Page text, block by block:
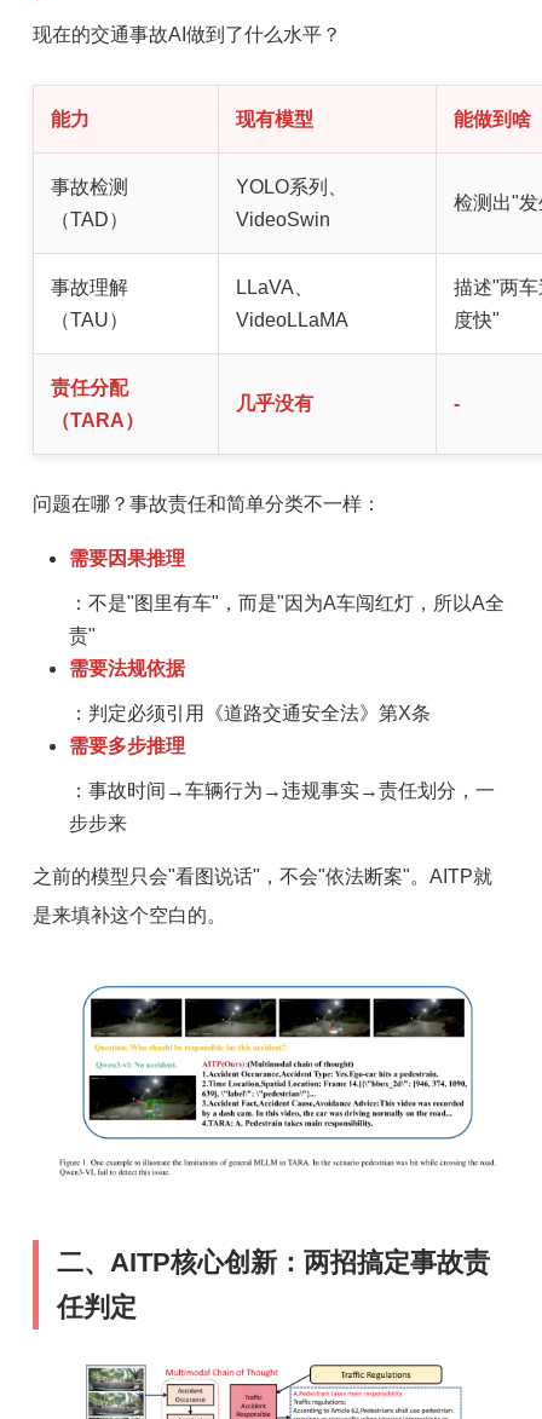
搞
机
现在的交通事故AI做到了什么水平？
能力 现有模型 能做到啥
事故检测
（TAD）
YOLO系列、
VideoSwin
检测出"
事故理解
（TAU）
LLaVA、
VideoLLaMA
描述"两
度快"
责任分配
（TARA）
几乎没有 -
问题在哪？事故责任和简单分类不一样：
需要因果推理
：不是"图里有车"，而是"因为A车闯红灯，所以A全
责"
需要法规依据
：判定必须引用《道路交通安全法》第X条
需要多步推理
：事故时间→车辆行为→违规事实→责任划分，一
步步来
之前的模型只会"看图说话"，不会"依法断案"。AITP就
是来填补这个空白的。
二、AITP核心创新：两招搞定事故责
任判定